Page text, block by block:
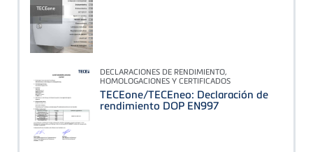
DECLARACIONES DE RENDIMIENTO,
HOMOLOGACIONES Y CERTIFICADOS
TECEone/TECEneo: Declaración de
rendimiento DOP EN997